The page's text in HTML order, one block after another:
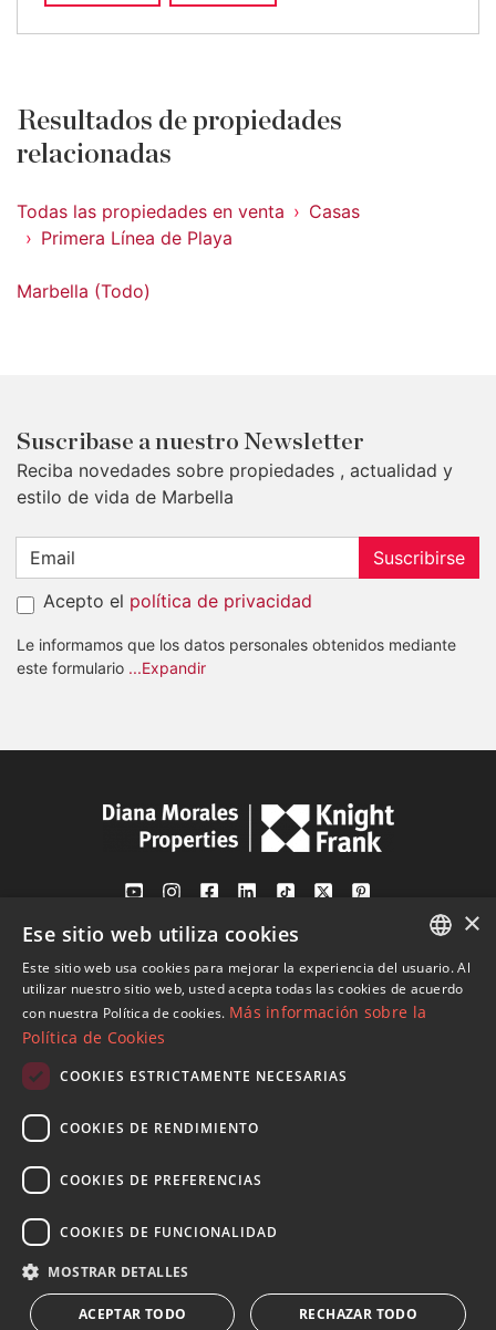
Resultados de propiedades
relacionadas
Todas las propiedades en venta
Casas
Primera Línea de Playa
Marbella (Todo)
Suscribase a nuestro Newsletter
Reciba novedades sobre propiedades , actualidad y
estilo de vida de Marbella
Suscribirse
Acepto el política de privacidad
Le informamos que los datos personales obtenidos mediante
este formulario ...Expandir
Av. Canovas del Castillo 4
1st Floor, Office 3
29601 Marbella
Ver en mapa
Tel:+34 952 765 138
info@dmproperties.com
© Copyright 1989 - 2026 Diana Morales Properties Knight
Frank ·Términos y condiciones de uso del sitio web· Diseño
Web & SEO
Inmoba Networks
ENGLISH
SPANISH
×
Ese sitio web utiliza cookies
Este sitio web usa cookies para mejorar la experiencia del usuario. Al
utilizar nuestro sitio web, usted acepta todas las cookies de acuerdo
con nuestra Política de cookies. Más información sobre la
Política de Cookies
COOKIES ESTRICTAMENTE NECESARIAS
COOKIES DE RENDIMIENTO
COOKIES DE PREFERENCIAS
COOKIES DE FUNCIONALIDAD
MOSTRAR DETALLES
ACEPTAR TODO RECHAZAR TODO